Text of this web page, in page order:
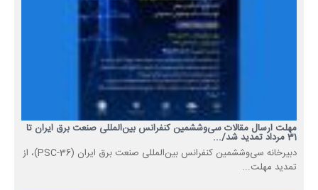
مهلت ارسال مقالات سی‌وششمین کنفرانس بین‌المللی صنعت برق ایران تا
31 مرداد تمدید شد/...
دبیرخانه سی‌وششمین کنفرانس بین‌المللی صنعت برق ایران (PSC-36)، از
تمدید مهلت...